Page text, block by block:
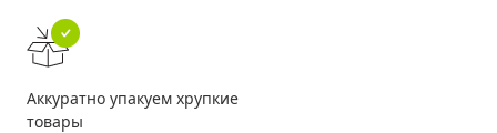
Аккуратно упакуем хрупкие
товары